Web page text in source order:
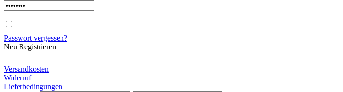
Passwort vergessen?
Neu Registrieren
Versandkosten
Widerruf
Lieferbedingungen